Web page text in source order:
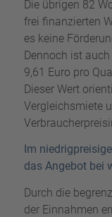
Die übrigen 82
frei finanzierten
es keine
Dennoch ist
9,61 Euro pro
Dieser Wert
Vergleichsmiete
Im
das Angebot bei
Durch die
der Einnahmen